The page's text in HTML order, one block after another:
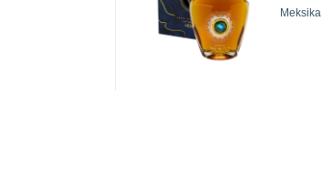
Meksika